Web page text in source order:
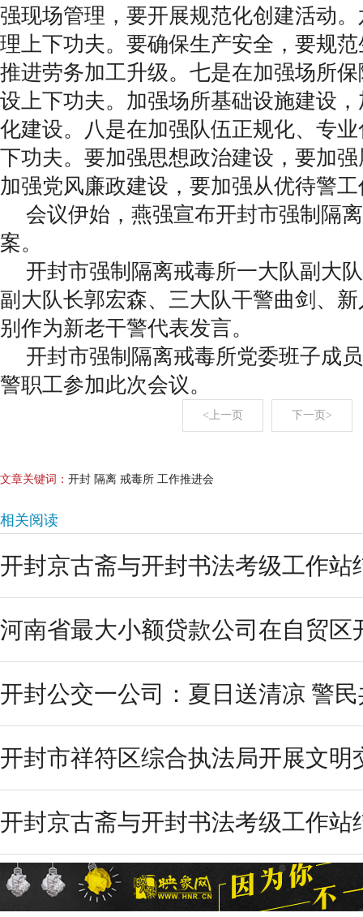
强现场管理，要开展规范化创建活动
理上下功夫。要确保生产安全，要规
推进劳务加工升级。七是在加强场所
设上下功夫。加强场所基础设施建设
化建设。八是在加强队伍正规化、专
下功夫。要加强思想政治建设，要加
加强党风廉政建设，要加强从优待警
会议伊始，燕强宣布开封市强制隔
案。
开封市强制隔离戒毒所一大队副大
副大队长郭宏森、三大队干警曲剑、
别作为新老干警代表发言。
开封市强制隔离戒毒所党委班子成
警职工参加此次会议。
<上一页 下一页>
文章关键词： 开封 隔离 戒毒所 工作推进会
相关阅读
开封京古斋与开封书法考级工作站
河南省最大小额贷款公司在自贸区
开封公交一公司：夏日送清凉 警
开封市祥符区综合执法局开展文明
开封京古斋与开封书法考级工作站